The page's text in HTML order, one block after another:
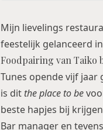
Mijn lievelings
feestelijk gelanceerd
Foodpairing van Taiko
Tunes opende vijf jaar
is dit the place to be
beste hapjes bij
Bar manager en